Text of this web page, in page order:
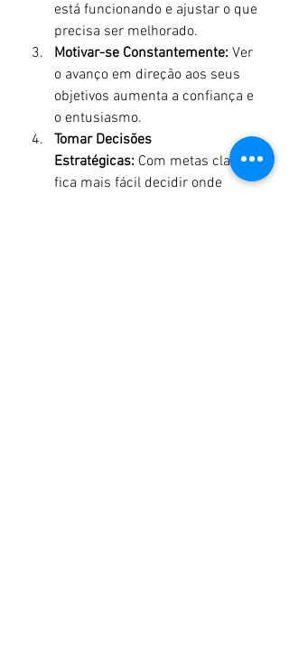
está funcionando e ajustar o que
precisa ser melhorado.
Motivar-se Constantemente: Ver
o avanço em direção aos seus
objetivos aumenta a confiança e
o entusiasmo.
Tomar Decisões
Estratégicas: Com metas claras,
fica mais fácil decidir onde